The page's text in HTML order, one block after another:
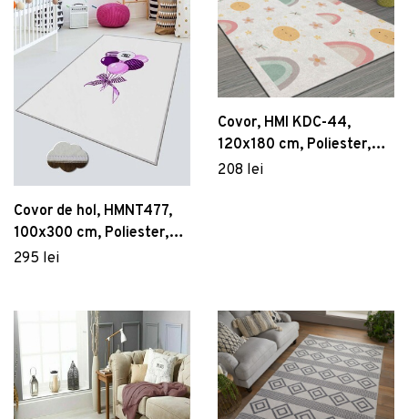
Covor de hol, HMNT477,
100x300 cm, Poliester,
Multicolor
295 lei
Covor, HMI KDC-44,
120x180 cm, Poliester,
Multicolor
208 lei